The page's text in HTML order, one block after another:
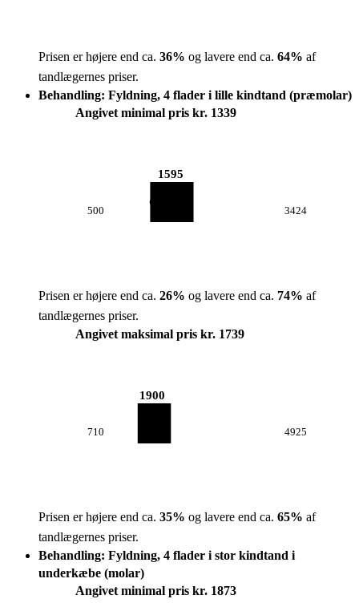
Prisen er højere end ca. 36% og lavere end ca. 64% af
tandlægernes priser.
Behandling: Fyldning, 4 flader i lille kindtand (præmolar)
Angivet minimal pris kr. 1339
500
1595
3424
Prisen er højere end ca. 26% og lavere end ca. 74% af
tandlægernes priser.
Angivet maksimal pris kr. 1739
710
1900
4925
Prisen er højere end ca. 35% og lavere end ca. 65% af
tandlægernes priser.
Behandling: Fyldning, 4 flader i stor kindtand i
underkæbe (molar)
Angivet minimal pris kr. 1873